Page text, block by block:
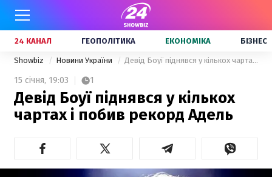
24 КАНАЛ ГЕОПОЛІТИКА ЕКОНОМІКА БІЗНЕС
Showbiz Новини України Девід Боуї піднявся у кількох чартах і побив рекорд Адель
15 січня, 19:03 1
Девід Боуї піднявся у кількох
чартах і побив рекорд Адель